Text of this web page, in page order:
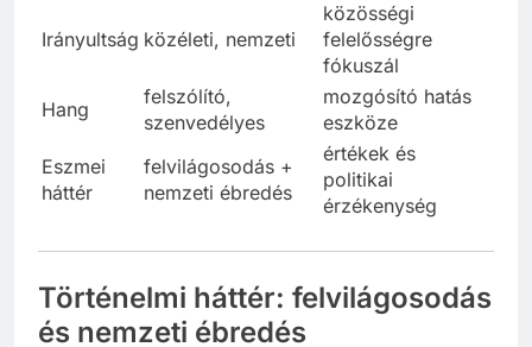
Irányultság közéleti, nemzeti
közösségi
felelősségre
fókuszál
Hang
felszólító,
szenvedélyes
mozgósító hatás
eszköze
Eszmei
háttér
felvilágosodás +
nemzeti ébredés
értékek és
politikai
érzékenység
Történelmi háttér: felvilágosodás
és nemzeti ébredés